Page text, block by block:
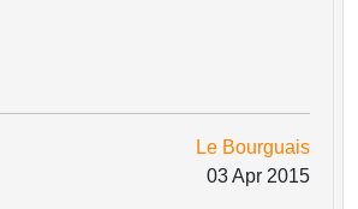
Le Bourguais
03 Apr 2015